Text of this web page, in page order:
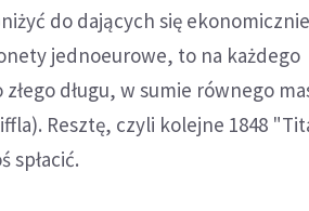
do dających się ekonomicznie
jednoeurowe, to na każdego
długu, w sumie równego
Resztę, czyli kolejne 1848
spłacić.